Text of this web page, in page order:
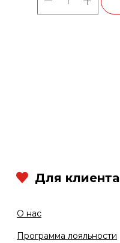
О нас
Программа лояльности
Для клиента